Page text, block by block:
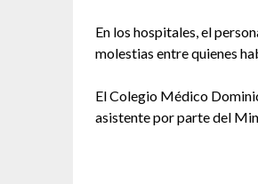
En los hospitales, el
molestias entre quienes
El Colegio Médico
asistente por parte del